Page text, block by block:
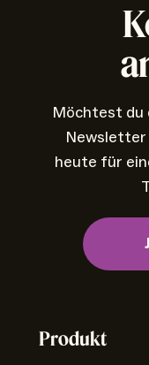
Möchtest du
Newsletter
heute für
Produkt